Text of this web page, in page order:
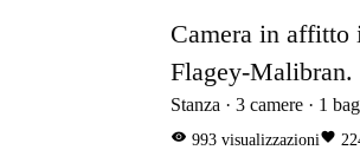
Camera in affitto
Flagey-Malibran.
Stanza 3 camere 1
visibility 993 visualizzazionifavorite